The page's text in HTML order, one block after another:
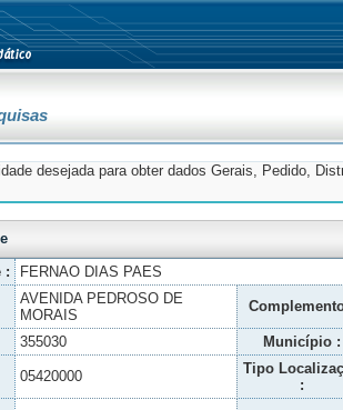
desejada para obter dados Gerais, Pedido,
:
FERNAO DIAS PAES
AVENIDA PEDROSO DE
MORAIS
355030 Município :
05420000
Tipo
: